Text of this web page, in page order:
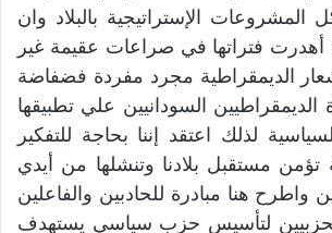
الإستراتيجية بالبلاد وان
أهدرت فتراتها في صراعات عقيمة غير
الديمقراطية مجرد مفردة فضفاضة
السودانيين علي تطبيقها
لذلك اعتقد إننا بحاجة للتفكير
مستقبل بلادنا وتنشلها من أيدي
واطرح هنا مبادرة للحادبين والفاعلين
لتأسيس حزب سياسي يستهدف